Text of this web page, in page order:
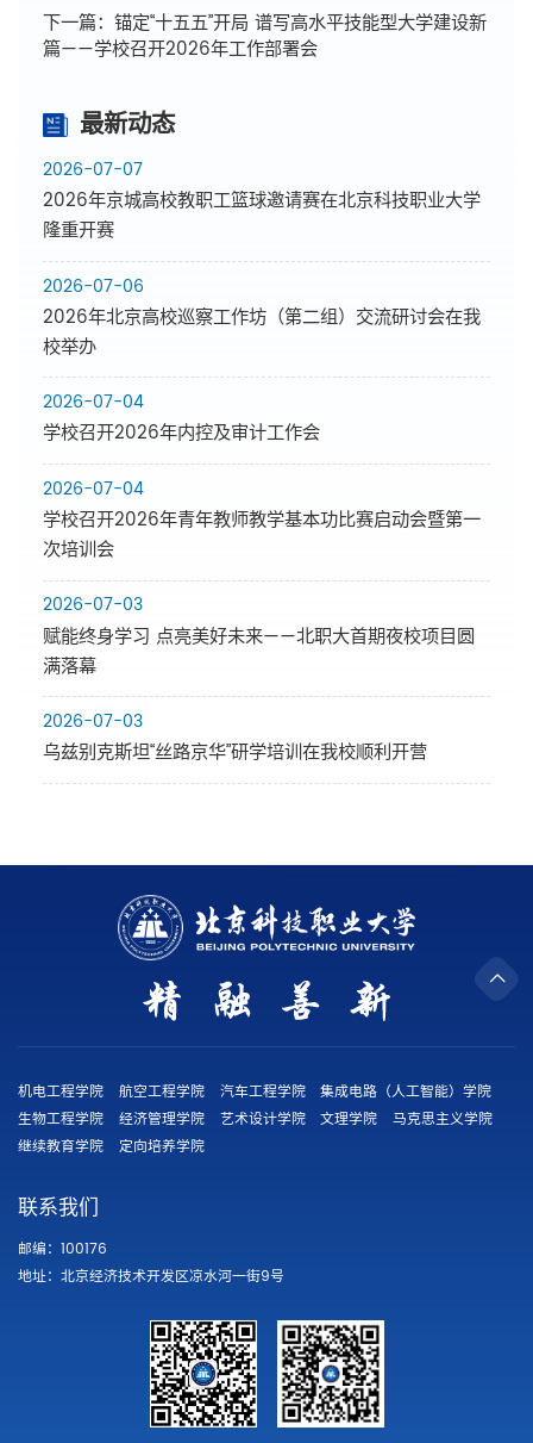
下一篇：锚定“十五五”开局 谱写高水平技能型大学建设新
篇——学校召开2026年工作部署会
最新动态
2026-07-07
2026年京城高校教职工篮球邀请赛在北京科技职业大学
隆重开赛
2026-07-06
2026年北京高校巡察工作坊（第二组）交流研讨会在我
校举办
2026-07-04
学校召开2026年内控及审计工作会
2026-07-04
学校召开2026年青年教师教学基本功比赛启动会暨第一
次培训会
2026-07-03
赋能终身学习 点亮美好未来——北职大首期夜校项目圆
满落幕
2026-07-03
乌兹别克斯坦“丝路京华”研学培训在我校顺利开营
机电工程学院 航空工程学院 汽车工程学院
集成电路（人工智能）学院
生物工程学院
经济管理学院 艺术设计学院 文理学院
马克思主义学院
继续教育学院
定向培养学院
联系我们
邮编：100176
地址：北京经济技术开发区凉水河一街9号